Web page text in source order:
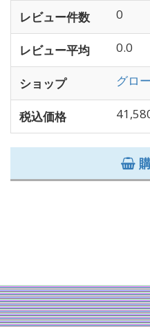
レビュー件数 0
レビュー平均 0.0
ショップ グロ
税込価格